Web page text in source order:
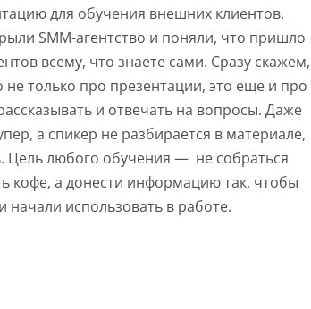
для обучения внешних клиентов.
SMM-агентство и поняли, что пришло
всему, что знаете сами. Сразу скажем,
только про презентации, это еще и про
и отвечать на вопросы. Даже
а спикер не разбирается в материале,
Цель любого обучения — не собраться
кофе, а донести информацию так, чтобы
начали использовать в работе.